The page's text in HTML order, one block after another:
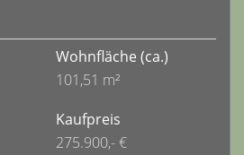
Wohnfläche (ca.)
101,51 m²
Kaufpreis
275.900,- €